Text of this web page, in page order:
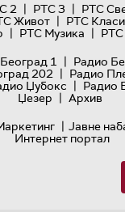
2 | РТС 3 | РТС
Живот | РТС
| РТС Музика | РТС
1 | Радио
202 | Радио
Џубокс | Радио
Џезер | Архив
| Јавне
Интернет портал